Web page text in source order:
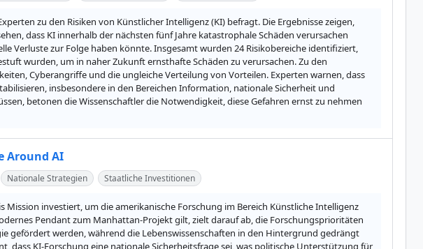
zu den Risiken von Künstlicher Intelligenz (KI) befragt. Die Ergebnisse zeigen,
dass KI innerhalb der nächsten fünf Jahre katastrophale Schäden verursachen
Verluste zur Folge haben könnte. Insgesamt wurden 24 Risikobereiche identifiziert,
wurden, um in naher Zukunft ernsthafte Schäden zu verursachen. Zu den
Cyberangriffe und die ungleiche Verteilung von Vorteilen. Experten warnen, dass
insbesondere in den Bereichen Information, nationale Sicherheit und
betonen die Wissenschaftler die Notwendigkeit, diese Gefahren ernst zu nehmen
Around AI
Nationale Strategien Staatliche Investitionen
Mission investiert, um die amerikanische Forschung im Bereich Künstliche Intelligenz
Pendant zum Manhattan-Projekt gilt, zielt darauf ab, die Forschungsprioritäten
gefördert werden, während die Lebenswissenschaften in den Hintergrund gedrängt
dass KI-Forschung eine nationale Sicherheitsfrage sei, was politische Unterstützung für